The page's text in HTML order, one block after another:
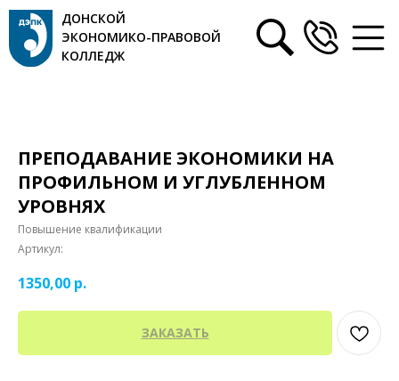
ДОНСКОЙ
ЭКОНОМИКО-ПРАВОВОЙ
КОЛЛЕДЖ
ПРЕПОДАВАНИЕ ЭКОНОМИКИ НА
ПРОФИЛЬНОМ И УГЛУБЛЕННОМ
УРОВНЯХ
Повышение квалификации
Артикул:
1350,00 р.
ЗАКАЗАТЬ